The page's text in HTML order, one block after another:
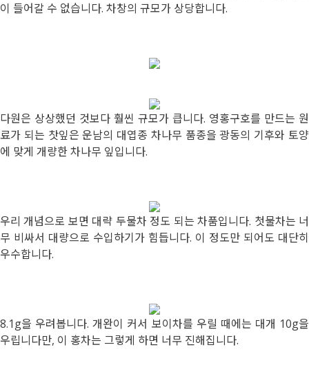
이 들어갈 수 없습니다. 차창의 규모가 상당합니다.
다원은 상상했던 것보다 훨씬 규모가 큽니다. 영홍구호를 만드는 원
료가 되는 찻잎은 운남의 대엽종 차나무 품종을 광동의 기후와 토양
에 맞게 개량한 차나무 잎입니다.
우리 개념으로 보면 대략 두물차 정도 되는 차품입니다. 첫물차는 너
무 비싸서 대량으로 수입하기가 힘듭니다. 이 정도만 되어도 대단히
우수합니다.
8.1g을 우려봅니다. 개완이 커서 보이차를 우릴 때에는 대개 10g을
우립니다만, 이 홍차는 그렇게 하면 너무 진해집니다.